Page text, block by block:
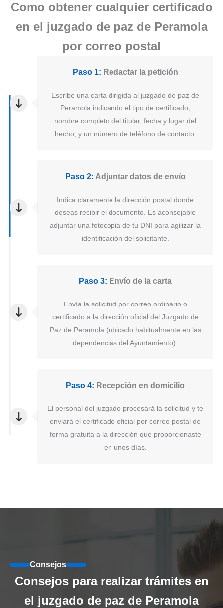
Como obtener cualquier certificado
en el juzgado de paz de Peramola
por correo postal
Paso 1: Redactar la petición
Escribe una carta dirigida al juzgado de paz de
Peramola indicando el tipo de certificado,
nombre completo del titular, fecha y lugar del
hecho, y un número de teléfono de contacto.
Paso 2: Adjuntar datos de envío
Indica claramente la dirección postal donde
deseas recibir el documento. Es aconsejable
adjuntar una fotocopia de tu DNI para agilizar la
identificación del solicitante.
Paso 3: Envío de la carta
Envía la solicitud por correo ordinario o
certificado a la dirección oficial del Juzgado de
Paz de Peramola (ubicado habitualmente en las
dependencias del Ayuntamiento).
Paso 4: Recepción en domicilio
El personal del juzgado procesará la solicitud y te
enviará el certificado oficial por correo postal de
forma gratuita a la dirección que proporcionaste
en unos días.
Consejos
Consejos para realizar trámites en
el juzgado de paz de Peramola